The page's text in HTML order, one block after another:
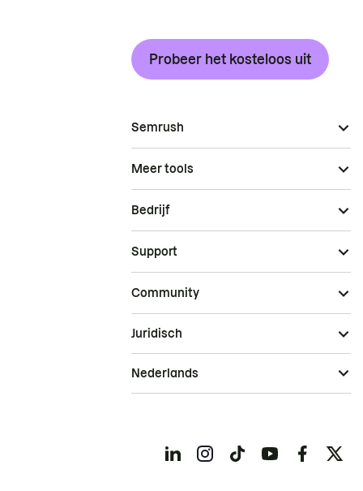
Probeer het kosteloos uit
Semrush
Meer tools
Bedrijf
Support
Community
Juridisch
Nederlands